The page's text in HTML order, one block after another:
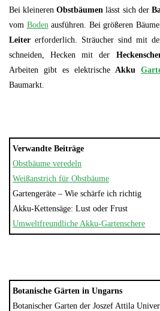
Bei kleinerenObstbäumen lässt sich der
vom Bodenausführen. Bei größeren
Leiter erforderlich. Sträucher sind mit
schneiden, Hecken mit der
Arbeiten gibt es elektrischeAkku
Baumarkt.
Verwandte Beiträge
Obstbäume veredeln
Weißanstrich für Obstbäume
Gartengeräte – Wie schärfe ich richtig
Akku-Kettensäge: Lust oder Frust
Umweltfreundliche Akku-Gartenschere
Botanische Gärten in Ungarns
Botanischer Garten der Joszef Attila